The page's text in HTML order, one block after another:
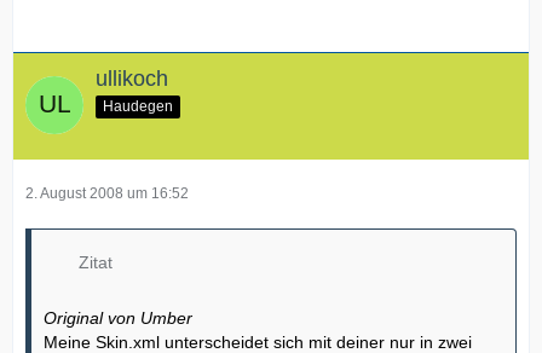
ullikoch
Haudegen
2. August 2008 um 16:52
Zitat
Original von Umber
Meine Skin.xml unterscheidet sich mit deiner nur in zwei